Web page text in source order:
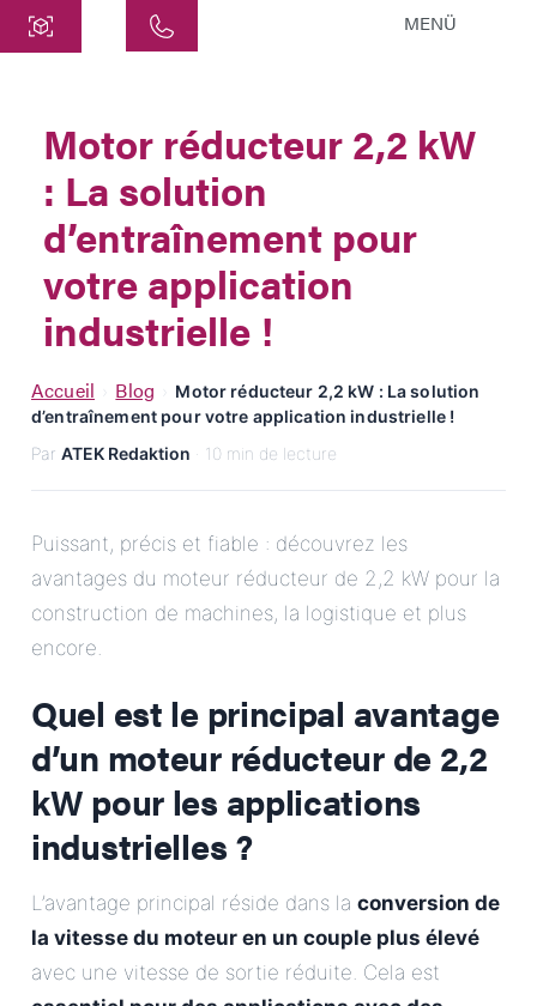
Siemensstraße 47
25462 Rellingen
info@atek.de
+49 4101 7953-0
Ouvrir le chat
Nom
Nom de l'entreprise
E-Mail
Adresse
Message
Envoyer le message
MENÜ
Motor réducteur 2,2 kW
: La solution
d’entraînement pour
votre application
industrielle !
Accueil Blog
Motor réducteur 2,2 kW : La solution
d’entraînement pour votre application industrielle !
Par ATEK Redaktion · 10 min de lecture
Puissant, précis et fiable : découvrez les
avantages du moteur réducteur de 2,2 kW pour la
construction de machines, la logistique et plus
encore.
Quel est le principal avantage
d’un moteur réducteur de 2,2
kW pour les applications
industrielles ?
L’avantage principal réside dans la conversion de
la vitesse du moteur en un couple plus élevé
avec une vitesse de sortie réduite. Cela est